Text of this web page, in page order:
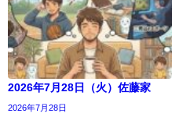
2026年7月28日（火）佐藤家
2026年7月28日